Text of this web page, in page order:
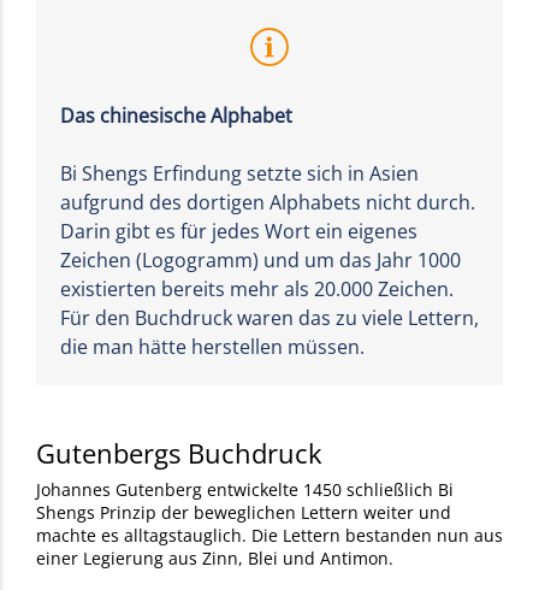
Das chinesische Alphabet
Bi Shengs Erfindung setzte sich in Asien
aufgrund des dortigen Alphabets nicht durch.
Darin gibt es für jedes Wort ein eigenes
Zeichen (Logogramm) und um das Jahr 1000
existierten bereits mehr als 20.000 Zeichen.
Für den Buchdruck waren das zu viele Lettern,
die man hätte herstellen müssen.
Gutenbergs Buchdruck
Johannes Gutenberg entwickelte 1450 schließlich Bi
Shengs Prinzip der beweglichen Lettern weiter und
machte es alltagstauglich. Die Lettern bestanden nun aus
einer Legierung aus Zinn, Blei und Antimon.